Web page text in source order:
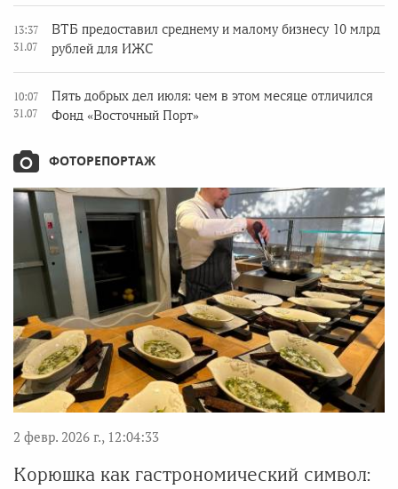
13:37
31.07
ВТБ предоставил среднему и малому бизнесу 10 млрд
рублей для ИЖС
10:07
31.07
Пять добрых дел июля: чем в этом месяце отличился
Фонд «Восточный Порт»
ФОТОРЕПОРТАЖ
2 февр. 2026 г., 12:04:33
Корюшка как гастрономический символ: